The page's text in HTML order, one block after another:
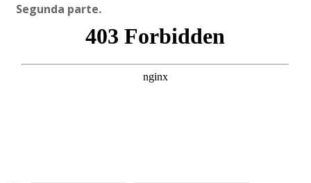
Segunda parte.